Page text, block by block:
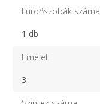
Fürdőszobák száma
1 db
Emelet
3